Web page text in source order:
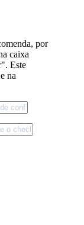
por
caixa
Este
na